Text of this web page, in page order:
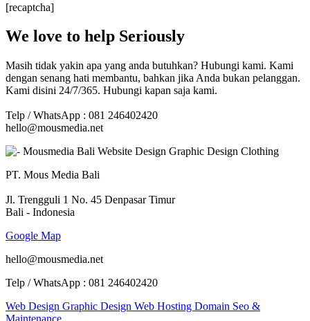
[recaptcha]
We love to help Seriously
Masih tidak yakin apa yang anda butuhkan? Hubungi kami. Kami
dengan senang hati membantu, bahkan jika Anda bukan pelanggan.
Kami disini 24/7/365. Hubungi kapan saja kami.
Telp / WhatsApp : 081 246402420
hello@mousmedia.net
PT. Mous Media Bali
Jl. Trengguli 1 No. 45 Denpasar Timur
Bali - Indonesia
Google Map
hello@mousmedia.net
Telp / WhatsApp : 081 246402420
Web Design Graphic Design Web Hosting Domain Seo &